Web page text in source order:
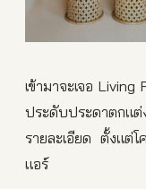
เข้ามาจะเจอ
ประดับประดาตกแ
รายละเอียด ตั้งแต่
แอร์